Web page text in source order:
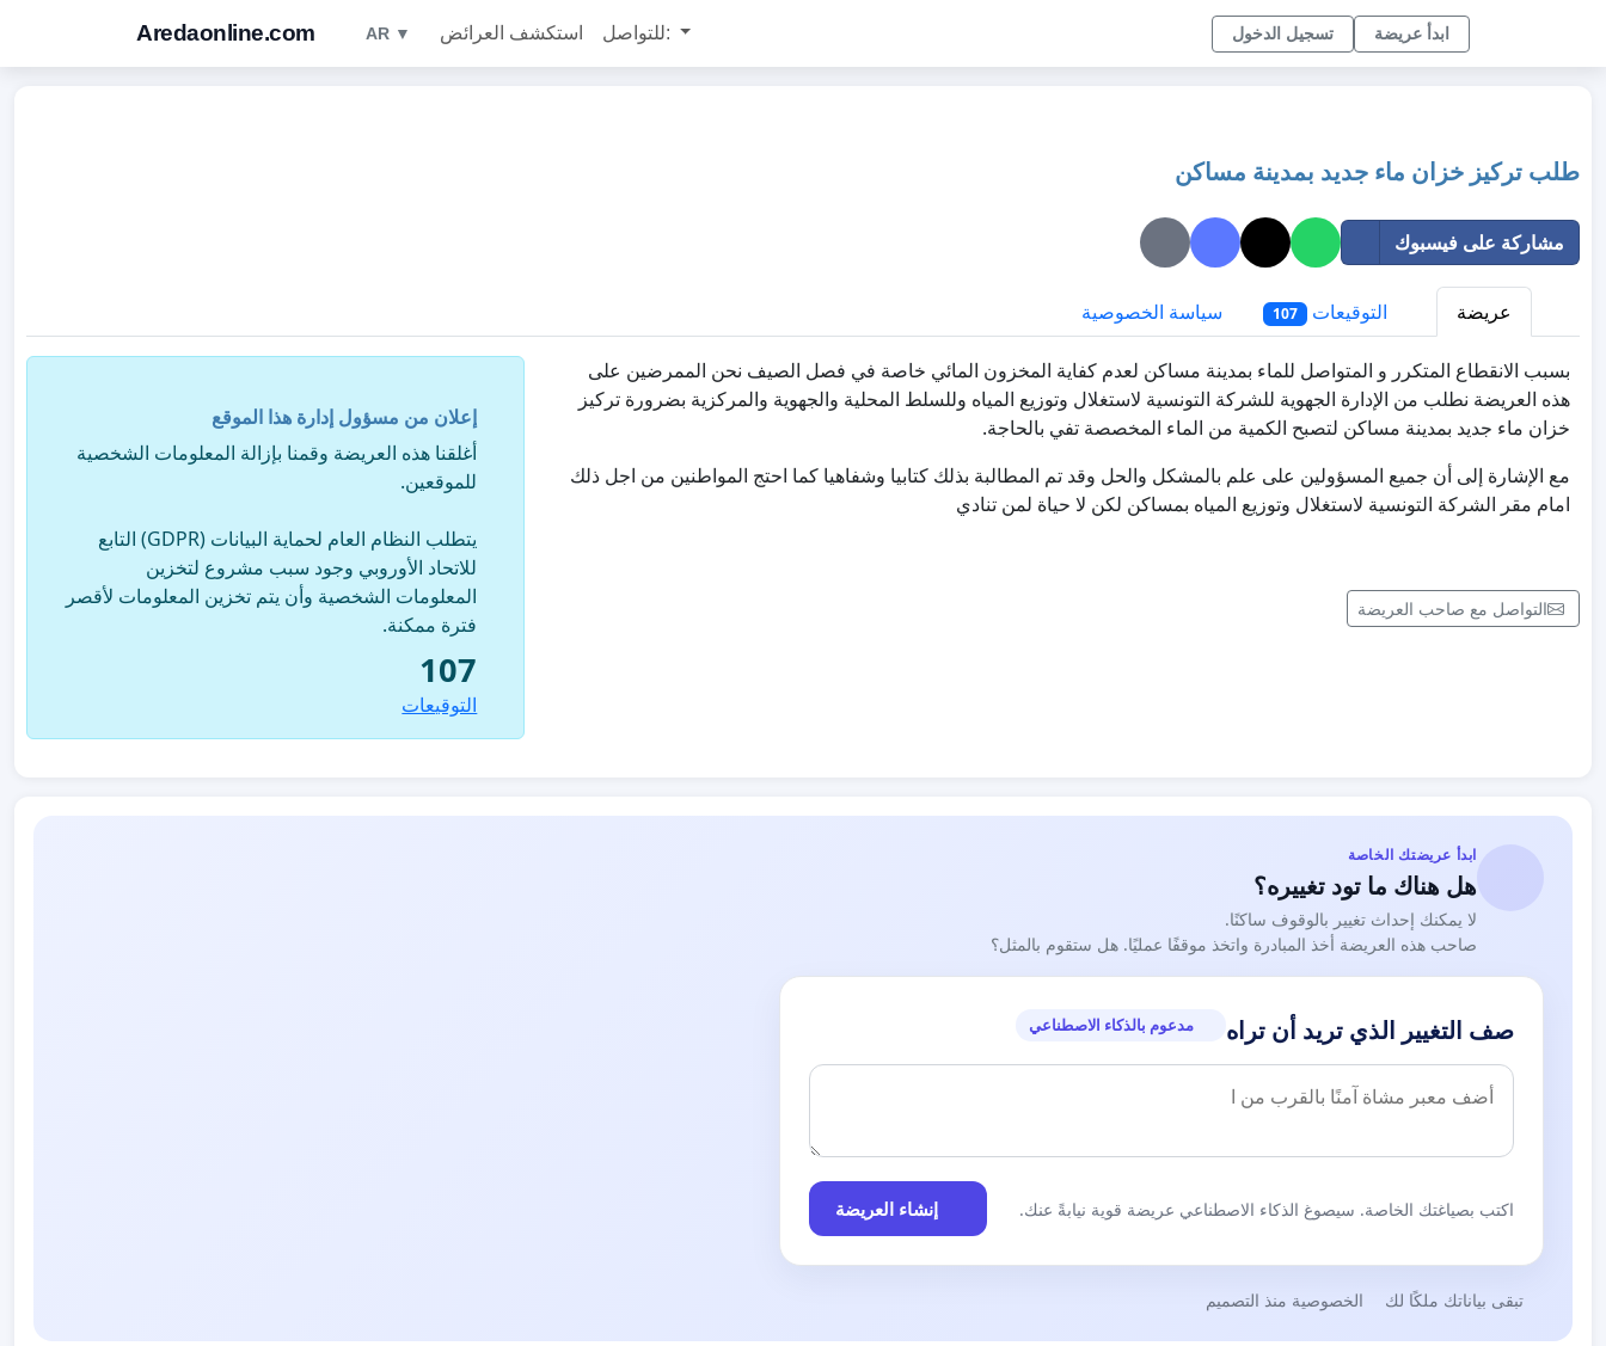
Aredaonline.com AR ▼ استكشف العرائض للتواصل: تسجيل الدخول ابدأ عريضة
طلب تركيز خزان ماء جديد بمدينة مساكن
مشاركة على فيسبوك
عريضة التوقيعات 107 سياسة الخصوصية
بسبب الانقطاع المتكرر و المتواصل للماء بمدينة مساكن لعدم كفاية المخزون المائي خاصة في فصل الصيف نحن الممرضين على
هذه العريضة نطلب من الإدارة الجهوية للشركة التونسية لاستغلال وتوزيع المياه وللسلط المحلية والجهوية والمركزية بضرورة تركيز
خزان ماء جديد بمدينة مساكن لتصبح الكمية من الماء المخصصة تفي بالحاجة.
مع الإشارة إلى أن جميع المسؤولين على علم بالمشكل والحل وقد تم المطالبة بذلك كتابيا وشفاهيا كما احتج المواطنين من اجل ذلك
امام مقر الشركة التونسية لاستغلال وتوزيع المياه بمساكن لكن لا حياة لمن تنادي
التواصل مع صاحب العريضة
إعلان من مسؤول إدارة هذا الموقع
أغلقنا هذه العريضة وقمنا بإزالة المعلومات الشخصية
للموقعين.
يتطلب النظام العام لحماية البيانات (GDPR) التابع
للاتحاد الأوروبي وجود سبب مشروع لتخزين
المعلومات الشخصية وأن يتم تخزين المعلومات لأقصر
فترة ممكنة.
107
التوقيعات
ابدأ عريضتك الخاصة
هل هناك ما تود تغييره؟
لا يمكنك إحداث تغيير بالوقوف ساكنًا.
صاحب هذه العريضة أخذ المبادرة واتخذ موقفًا عمليًا. هل ستقوم بالمثل؟
صف التغيير الذي تريد أن تراه مدعوم بالذكاء الاصطناعي
اكتب بصياغتك الخاصة. سيصوغ الذكاء الاصطناعي عريضة قوية نيابةً عنك. إنشاء العريضة
تبقى بياناتك ملكًا لك الخصوصية منذ التصميم